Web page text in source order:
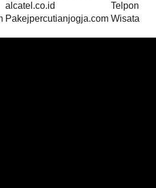
alcatel.co.id
Telpon
Pakejpercutianjogja.com Wisata